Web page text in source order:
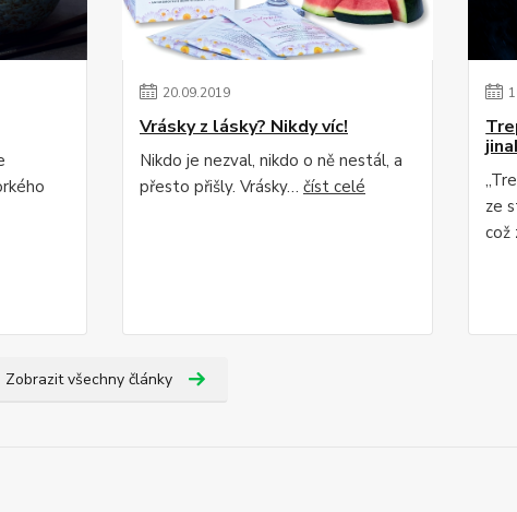
20.09.2019
Vrásky z lásky? Nikdy víc!
Nikdo je nezval, nikdo o ně nestál, a
přesto přišly. Vrásky… číst celé
ze
což
Zobrazit všechny články